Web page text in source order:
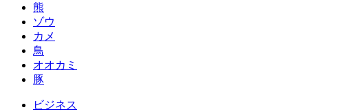
熊
ゾウ
カメ
鳥
オオカミ
豚
ビジネス